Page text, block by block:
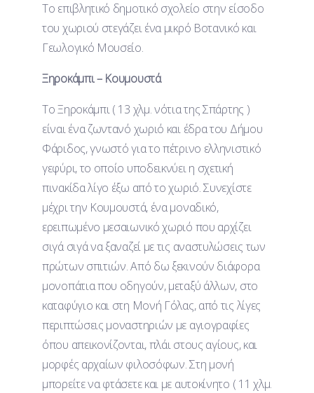
Το επιβλητικό δημοτικό σχολείο στην είσοδο
του χωριού στεγάζει ένα μικρό Βοτανικό και
Γεωλογικό Μουσείο.
Ξηροκάμπι – Κουμουστά
Το Ξηροκάμπι ( 13 χλμ. νότια της Σπάρτης )
είναι ένα ζωντανό χωριό και έδρα του Δήμου
Φάριδος, γνωστό για το πέτρινο ελληνιστικό
γεφύρι, το οποίο υποδεικνύει η σχετική
πινακίδα λίγο έξω από το χωριό. Συνεχίστε
μέχρι την Κουμουστά, ένα μοναδικό,
ερειπωμένο μεσαιωνικό χωριό που αρχίζει
σιγά σιγά να ξαναζεί με τις αναστυλώσεις των
πρώτων σπιτιών. Από δω ξεκινούν διάφορα
μονοπάτια που οδηγούν, μεταξύ άλλων, στο
καταφύγιο και στη Μονή Γόλας, από τις λίγες
περιπτώσεις μοναστηριών με αγιογραφίες
όπου απεικονίζονται, πλάι στους αγίους, και
μορφές αρχαίων φιλοσόφων. Στη μονή
μπορείτε να φτάσετε και με αυτοκίνητο ( 11 χλμ.